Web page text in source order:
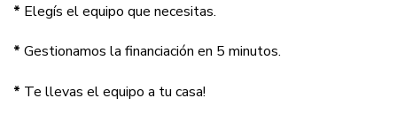
* Elegís el equipo que necesitas.
* Gestionamos la financiación en 5 minutos.
* Te llevas el equipo a tu casa!